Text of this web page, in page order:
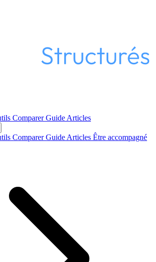
ComparerGuide Articles
ComparerGuide Articles Être accompagné